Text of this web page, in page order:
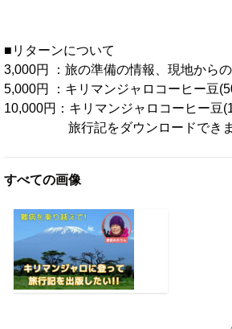
■リターンについて
3,000円 ：旅の準備の情報、現地から
5,000円 ：キリマンジャロコーヒー豆
10,000円：キリマンジャロコーヒー豆
旅行記をダウンロードできま
すべての画像